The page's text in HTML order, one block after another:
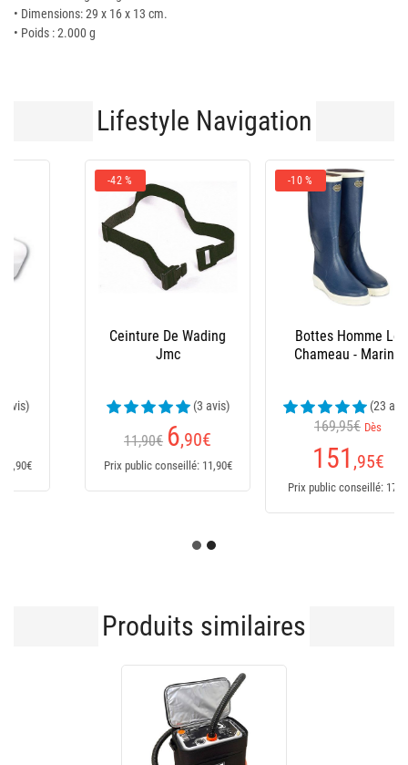
• Dimensions: 29 x 16 x 13 cm.
• Poids : 2.000 g
Lifestyle Navigation
Bottes Homme Le
Chameau - Marine
(23 avis)
151,95€
Prix public conseillé: 170€
Salopette Xm Ocean
235
Prix public conseillé: 235€
Produits similaires